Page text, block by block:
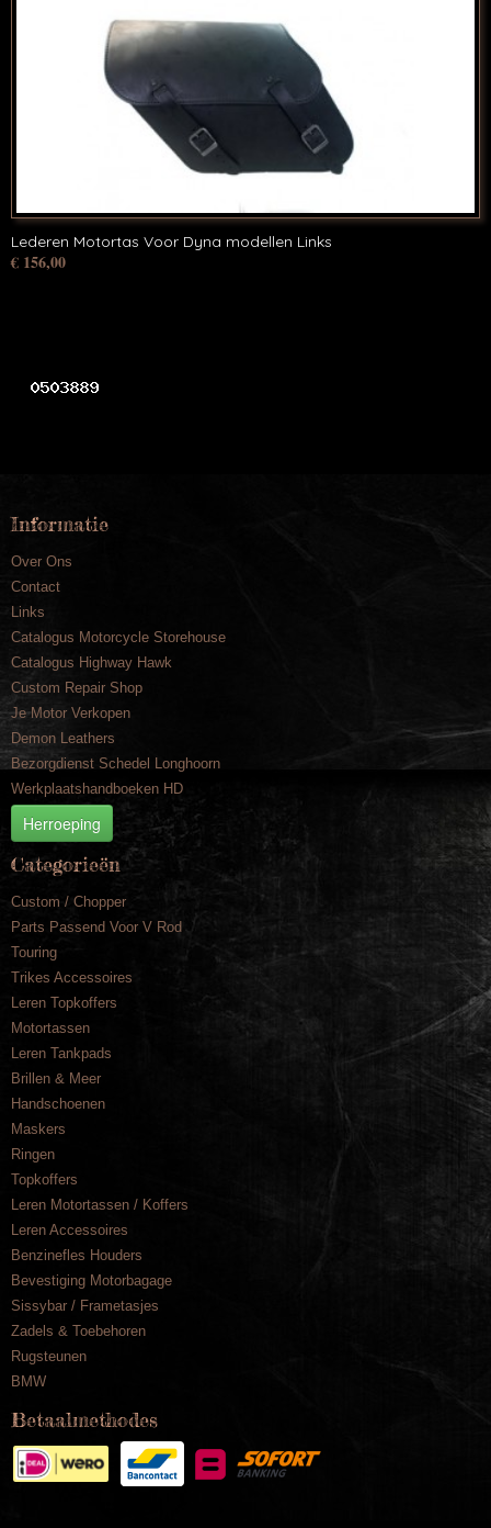
Lederen Motortas Voor Dyna modellen Links
€ 156,00
Informatie
Over Ons
Contact
Links
Catalogus Motorcycle Storehouse
Catalogus Highway Hawk
Custom Repair Shop
Je Motor Verkopen
Demon Leathers
Bezorgdienst Schedel Longhoorn
Werkplaatshandboeken HD
Herroeping
Categorieën
Custom / Chopper
Parts Passend Voor V Rod
Touring
Trikes Accessoires
Leren Topkoffers
Motortassen
Leren Tankpads
Brillen & Meer
Handschoenen
Maskers
Ringen
Topkoffers
Leren Motortassen / Koffers
Leren Accessoires
Benzinefles Houders
Bevestiging Motorbagage
Sissybar / Frametasjes
Zadels & Toebehoren
Rugsteunen
BMW
Betaalmethodes